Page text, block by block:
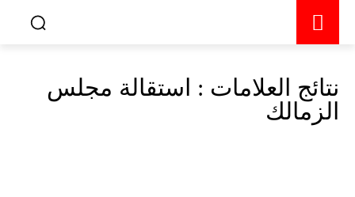
نتائج العلامات : استقالة مجلس
الزمالك